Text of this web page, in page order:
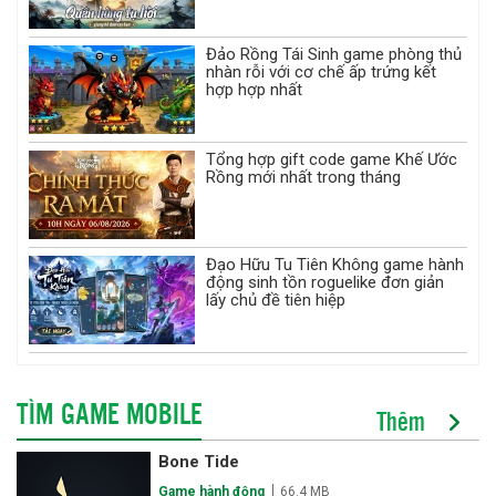
Đảo Rồng Tái Sinh game phòng thủ
nhàn rỗi với cơ chế ấp trứng kết
hợp hợp nhất
Tổng hợp gift code game Khế Ước
Rồng mới nhất trong tháng
Đạo Hữu Tu Tiên Không game hành
động sinh tồn roguelike đơn giản
lấy chủ đề tiên hiệp
TÌM GAME MOBILE Thêm
Bone Tide
Game hành động 66.4 MB